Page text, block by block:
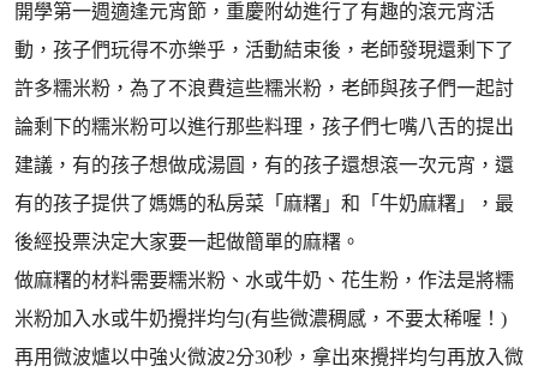
開學第一週適逢元宵節，重慶附幼進行了有趣的滾元宵活
動，孩子們玩得不亦樂乎，活動結束後，老師發現還剩下了
許多糯米粉，為了不浪費這些糯米粉，老師與孩子們一起討
論剩下的糯米粉可以進行那些料理，孩子們七嘴八舌的提出
建議，有的孩子想做成湯圓，有的孩子還想滾一次元宵，還
有的孩子提供了媽媽的私房菜「麻糬」和「牛奶麻糬」，最
後經投票決定大家要一起做簡單的麻糬。
做麻糬的材料需要糯米粉、水或牛奶、花生粉，作法是將糯
米粉加入水或牛奶攪拌均勻(有些微濃稠感，不要太稀喔！)
再用微波爐以中強火微波2分30秒，拿出來攪拌均勻再放入微